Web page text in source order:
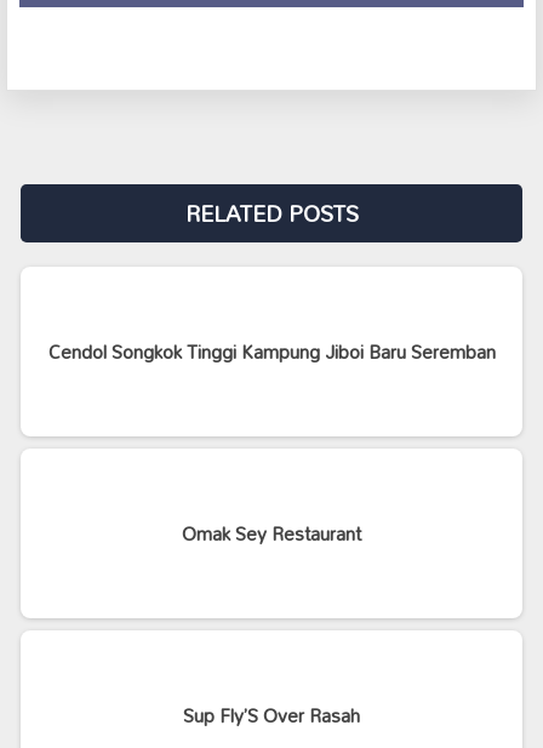
RELATED POSTS
Cendol Songkok Tinggi Kampung Jiboi Baru Seremban
Omak Sey Restaurant
Sup Fly’S Over Rasah